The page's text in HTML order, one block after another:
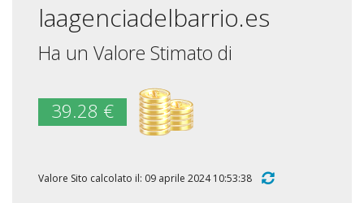
laagenciadelbarrio.es
Ha un Valore Stimato di
39.28 €
Valore Sito calcolato il: 09 aprile 2024 10:53:38